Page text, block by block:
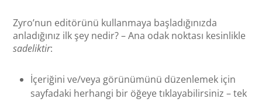
Zyro’nun editörünü kullanmaya başladığınızda
anladığınız ilk şey nedir? – Ana odak noktası kesinlikle
sadeliktir:
İçeriğini ve/veya görünümünü düzenlemek için
sayfadaki herhangi bir öğeye tıklayabilirsiniz – tek